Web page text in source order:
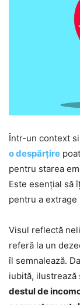
Într-un context
o despărțire
pentru starea
Este esențial să
pentru a
Visul reflectă
referă la un
îl semnalează.
iubită, ilustrează
destul de